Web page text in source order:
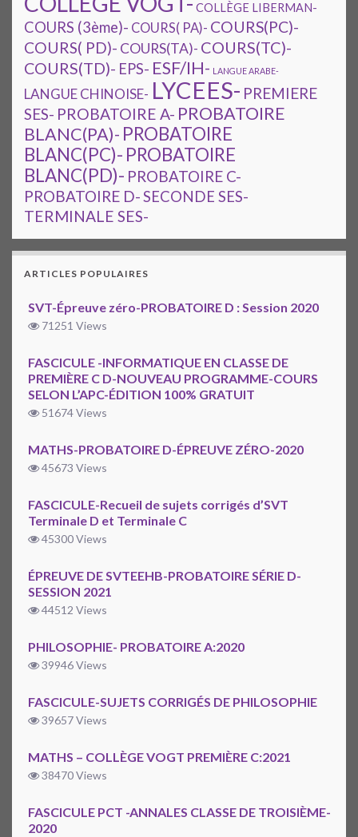
COLLÈGE LIBERMAN-
COURS (3ème)- COURS( PA)- COURS(PC)-
COURS( PD)- COURS(TA)- COURS(TC)-
COURS(TD)- EPS- ESF/IH- LANGUE ARABE-
LANGUE CHINOISE- LYCEES- PREMIERE
SES- PROBATOIRE A- PROBATOIRE
BLANC(PA)- PROBATOIRE
BLANC(PC)- PROBATOIRE
BLANC(PD)- PROBATOIRE C-
PROBATOIRE D-SECONDE SES-
TERMINALE SES-
ARTICLES POPULAIRES
SVT-Épreuve zéro-PROBATOIRE D : Session 2020
71251 Views
FASCICULE -INFORMATIQUE EN CLASSE DE
PREMIÈRE C D-NOUVEAU PROGRAMME-COURS
SELON L’APC-ÉDITION 100% GRATUIT
51674 Views
MATHS-PROBATOIRE D-ÉPREUVE ZÉRO-2020
45673 Views
FASCICULE-Recueil de sujets corrigés d’SVT
Terminale D et Terminale C
45300 Views
ÉPREUVE DE SVTEEHB-PROBATOIRE SÉRIE D-
SESSION 2021
44512 Views
PHILOSOPHIE- PROBATOIRE A:2020
39946 Views
FASCICULE-SUJETS CORRIGÉS DE PHILOSOPHIE
39657 Views
MATHS – COLLÈGE VOGT PREMIÈRE C:2021
38470 Views
FASCICULE PCT -ANNALES CLASSE DE TROISIÈME-
2020